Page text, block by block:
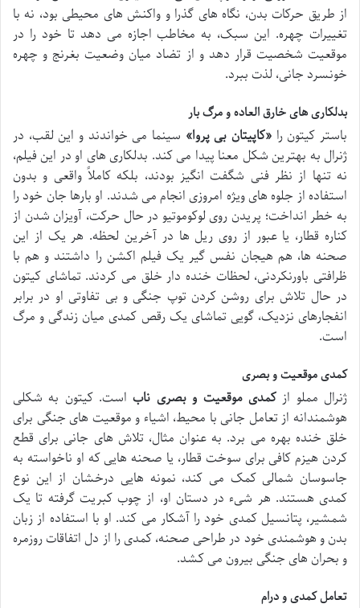
از طریق حرکات بدن، نگاه های گذرا و واکنش های محیطی بود، نه با
تغییرات چهره. این سبک، به مخاطب اجازه می دهد تا خود را در
موقعیت شخصیت قرار دهد و از تضاد میان وضعیت بغرنج و چهره
خونسرد جانی، لذت ببرد.
بدلکاری های خارق العاده و مرگ بار
باستر کیتون را «کاپیتان بی پروا» سینما می خواندند و این لقب، در
ژنرال به بهترین شکل معنا پیدا می کند. بدلکاری های او در این فیلم،
نه تنها از نظر فنی شگفت انگیز بودند، بلکه کاملاً واقعی و بدون
استفاده از جلوه های ویژه امروزی انجام می شدند. او بارها جان خود را
به خطر انداخت؛ پریدن روی لوکوموتیو در حال حرکت، آویزان شدن از
کناره قطار، یا عبور از روی ریل ها در آخرین لحظه. هر یک از این
صحنه ها، هم هیجان نفس گیر یک فیلم اکشن را داشتند و هم با
ظرافتی باورنکردنی، لحظات خنده دار خلق می کردند. تماشای کیتون
در حال تلاش برای روشن کردن توپ جنگی و بی تفاوتی او در برابر
انفجارهای نزدیک، گویی تماشای یک رقص کمدی میان زندگی و مرگ
است.
کمدی موقعیت و بصری
ژنرال مملو ازکمدی موقعیت و بصری ناباست. کیتون به شکلی
هوشمندانه از تعامل جانی با محیط، اشیاء و موقعیت های جنگی برای
خلق خنده بهره می برد. به عنوان مثال، تلاش های جانی برای قطع
کردن هیزم کافی برای سوخت قطار، یا صحنه هایی که او ناخواسته به
جاسوسان شمالی کمک می کند، نمونه هایی درخشان از این نوع
کمدی هستند. هر شیء در دستان او، از چوب کبریت گرفته تا یک
شمشیر، پتانسیل کمدی خود را آشکار می کند. او با استفاده از زبان
بدن و هوشمندی خود در طراحی صحنه، کمدی را از دل اتفاقات روزمره
و بحران های جنگی بیرون می کشد.
تعامل کمدی و درام